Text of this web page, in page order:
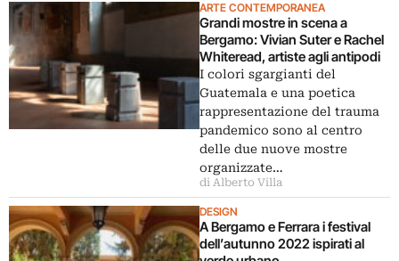
ARTE CONTEMPORANEA
Grandi mostre in scena a
Bergamo: Vivian Suter e Rachel
Whiteread, artiste agli antipodi
I colori sgargianti del
Guatemala e una poetica
rappresentazione del trauma
pandemico sono al centro
delle due nuove mostre
organizzate…
di Alberto Villa
DESIGN
A Bergamo e Ferrara i festival
dell’autunno 2022 ispirati al